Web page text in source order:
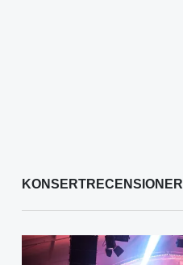
KONSERTRECENSIONER